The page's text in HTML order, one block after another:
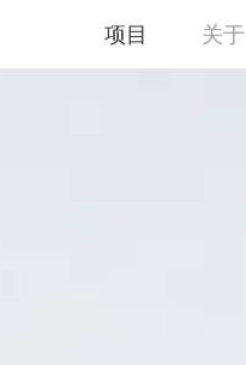
项目 关于